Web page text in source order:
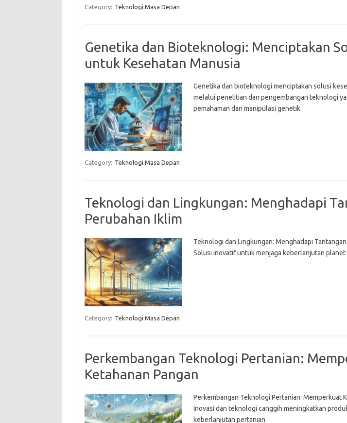
Category: Teknologi Masa Depan
Genetika dan Bioteknologi: Menciptakan
untuk Kesehatan Manusia
Genetika dan bioteknologi menciptakan solusi
melalui penelitian dan pengembangan teknologi
pemahaman dan manipulasi genetik.
Category: Teknologi Masa Depan
Teknologi dan Lingkungan: Menghadapi
Perubahan Iklim
Teknologi dan Lingkungan: Menghadapi
Solusi inovatif untuk menjaga keberlanjutan planet
Category: Teknologi Masa Depan
Perkembangan Teknologi Pertanian:
Ketahanan Pangan
Perkembangan Teknologi Pertanian: Memperkuat
Inovasi dan teknologi canggih meningkatkan
keberlanjutan pertanian.